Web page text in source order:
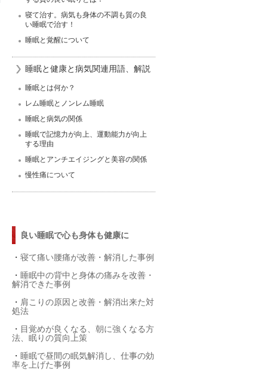
寝て治す。病気も身体の不調も質の良
い睡眠で治す！
睡眠と覚醒について
睡眠と健康と病気関連用語、解説
睡眠とは何か？
レム睡眠とノンレム睡眠
睡眠と病気の関係
睡眠で記憶力が向上、運動能力が向上
する理由
睡眠とアンチエイジングと美容の関係
慢性痛について
良い睡眠で心も身体も健康に
・ 寝て痛い腰痛が改善・解消した事例
・ 睡眠中の背中と身体の痛みを改善・
解消できた事例
・ 肩こりの原因と改善・解消出来た対
処法
・ 目覚めが良くなる、朝に強くなる方
法、眠りの質向上策
・ 睡眠で昼間の眠気解消し、仕事の効
率を上げた事例